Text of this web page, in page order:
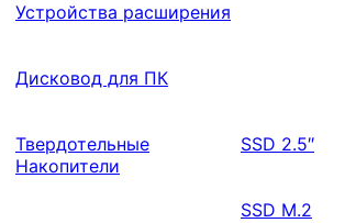
Устройства расширения
Дисковод для ПК
Твердотельные
Накопители
SSD 2.5″
SSD M.2